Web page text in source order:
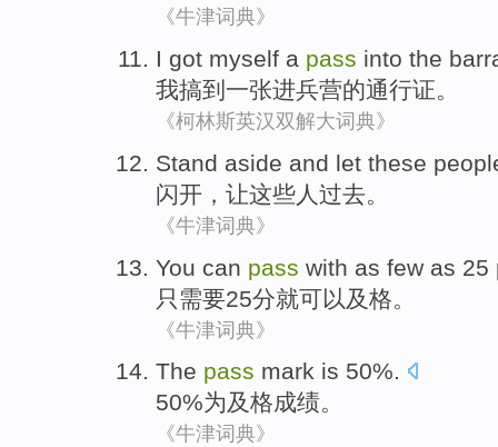
《牛津词典》
I got myself a pass into the
我搞到 一张进兵营的通行证。
《柯林斯英汉双解大词典》
Stand aside and let these
闪开 ， 让这些人 过去。
《牛津词典》
You can pass with as few as 25
只 需要25分就可以 及格 。
《牛津词典》
The pass mark is 50%.
50%为及格成绩。
《牛津词典》